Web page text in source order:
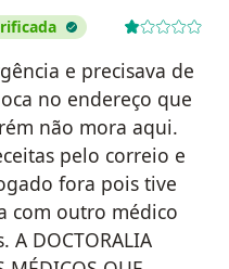
e precisava de
no endereço que
não mora aqui.
pelo correio e
fora pois tive
com outro médico
A DOCTORALIA